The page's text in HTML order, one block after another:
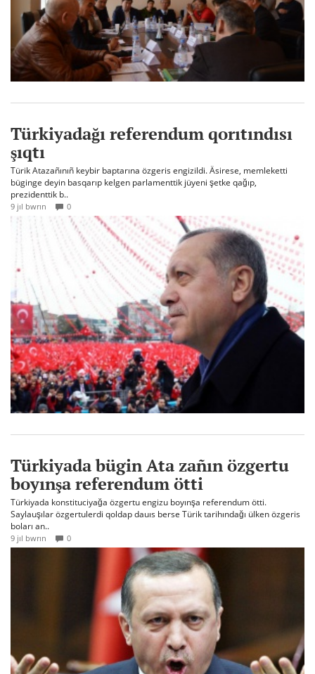
Türkiyadağı referendum qorıtındısı
şıqtı
Türik Atazañınıñ keybir baptarına özgeris engizildi. Äsirese, memleketti
büginge deyin basqarıp kelgen parlamenttik jüyeni şetke qağıp,
prezidenttik b..
9 jıl bwrın 0
Türkiyada bügin Ata zañın özgertu
boyınşa referendum ötti
Türkiyada konstituciyağa özgertu engizu boyınşa referendum ötti.
Saylauşılar özgertulerdi qoldap dauıs berse Türik tarihındağı ülken özgeris
boları an..
9 jıl bwrın 0